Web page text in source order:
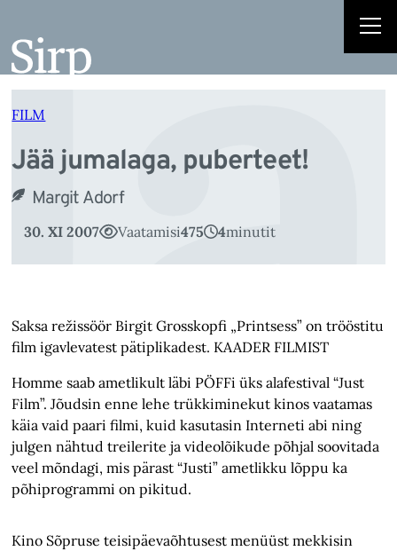
juurde
FILM
Jää jumalaga, puberteet!
Margit Adorf
30. XI 2007 Vaatamisi475 4minutit
Saksa režissöör Birgit Grosskopfi „Printsess” on trööstitu
film igavlevatest pätiplikadest. KAADER FILMIST
Homme saab ametlikult läbi PÖFFi üks alafestival “Just
Film”. Jõudsin enne lehe trükkiminekut kinos vaatamas
käia vaid paari filmi, kuid kasutasin Interneti abi ning
julgen nähtud treilerite ja videolõikude põhjal soovitada
veel mõndagi, mis pärast “Justi” ametlikku lõppu ka
põhiprogrammi on pikitud.
Kino Sõpruse teisipäevaõhtusest menüüst mekkisin